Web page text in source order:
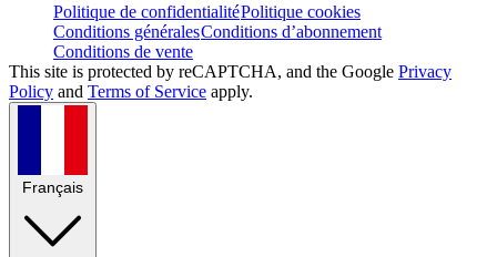
Politique de confidentialitéPolitique cookies
Conditions généralesConditions d’abonnement
Conditions de vente
This site is protected by reCAPTCHA, and the Google Privacy
Policy and Terms of Service apply.
Français